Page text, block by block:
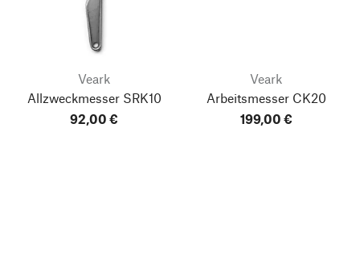
Veark
Allzweckmesser SRK10
92,00 €
Veark
Arbeitsmesser CK20
199,00 €